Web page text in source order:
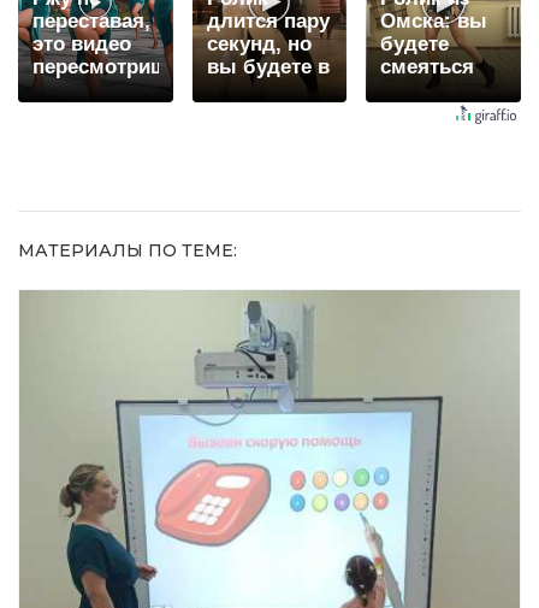
переставая,
это видео
пересмотришь
не раз
длится пару
секунд, но
вы будете в
шоке от
Омска: вы
будете
смеяться
МАТЕРИАЛЫ ПО ТЕМЕ: